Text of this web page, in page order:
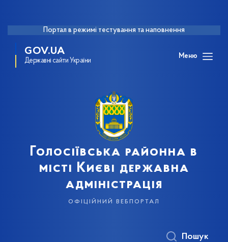
Портал в режимі тестування та наповнення
GOV.UA
Державні сайти України
Меню
Голосіївська районна в
місті Києві державна
адміністрація
офіційний вебпортал
Пошук